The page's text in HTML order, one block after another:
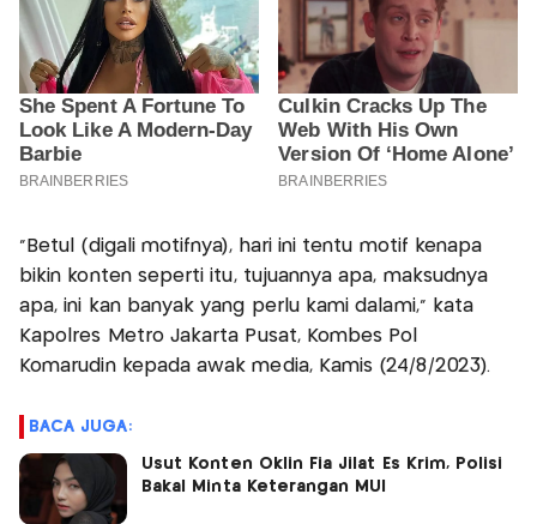
“Betul (digali motifnya), hari ini tentu motif kenapa
bikin konten seperti itu, tujuannya apa, maksudnya
apa, ini kan banyak yang perlu kami dalami,” kata
Kapolres Metro Jakarta Pusat, Kombes Pol
Komarudin kepada awak media, Kamis (24/8/2023).
BACA JUGA:
Usut Konten Oklin Fia Jilat Es Krim, Polisi
Bakal Minta Keterangan MUI